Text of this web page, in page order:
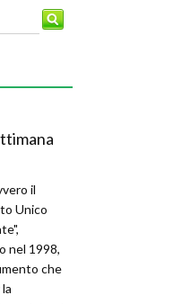
il
Unico
nel 1998,
che